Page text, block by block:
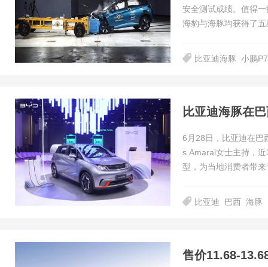
安全测试成绩。值得
海豹与海豚均获得了
比亚迪海豚 小鹏
比亚迪海豚在
6月28日，比亚迪在巴
s Amaral女士主持，
型，为当地消费者带
比亚迪 巴西 海豚
售价11.68-